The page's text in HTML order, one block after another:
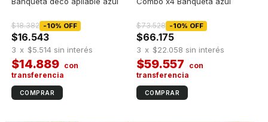
$16.543
-10% OFF
$18.382
$14.889
3 x $5.514 sin interés
$66.175
-10% OFF
$73.528
$59.557
3 x $22.058 sin interés